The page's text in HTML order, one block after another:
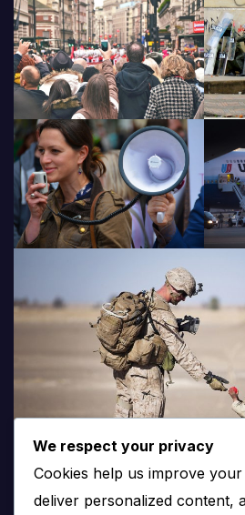
We respect your privacy
Cookies help us improve
deliver personalized content,